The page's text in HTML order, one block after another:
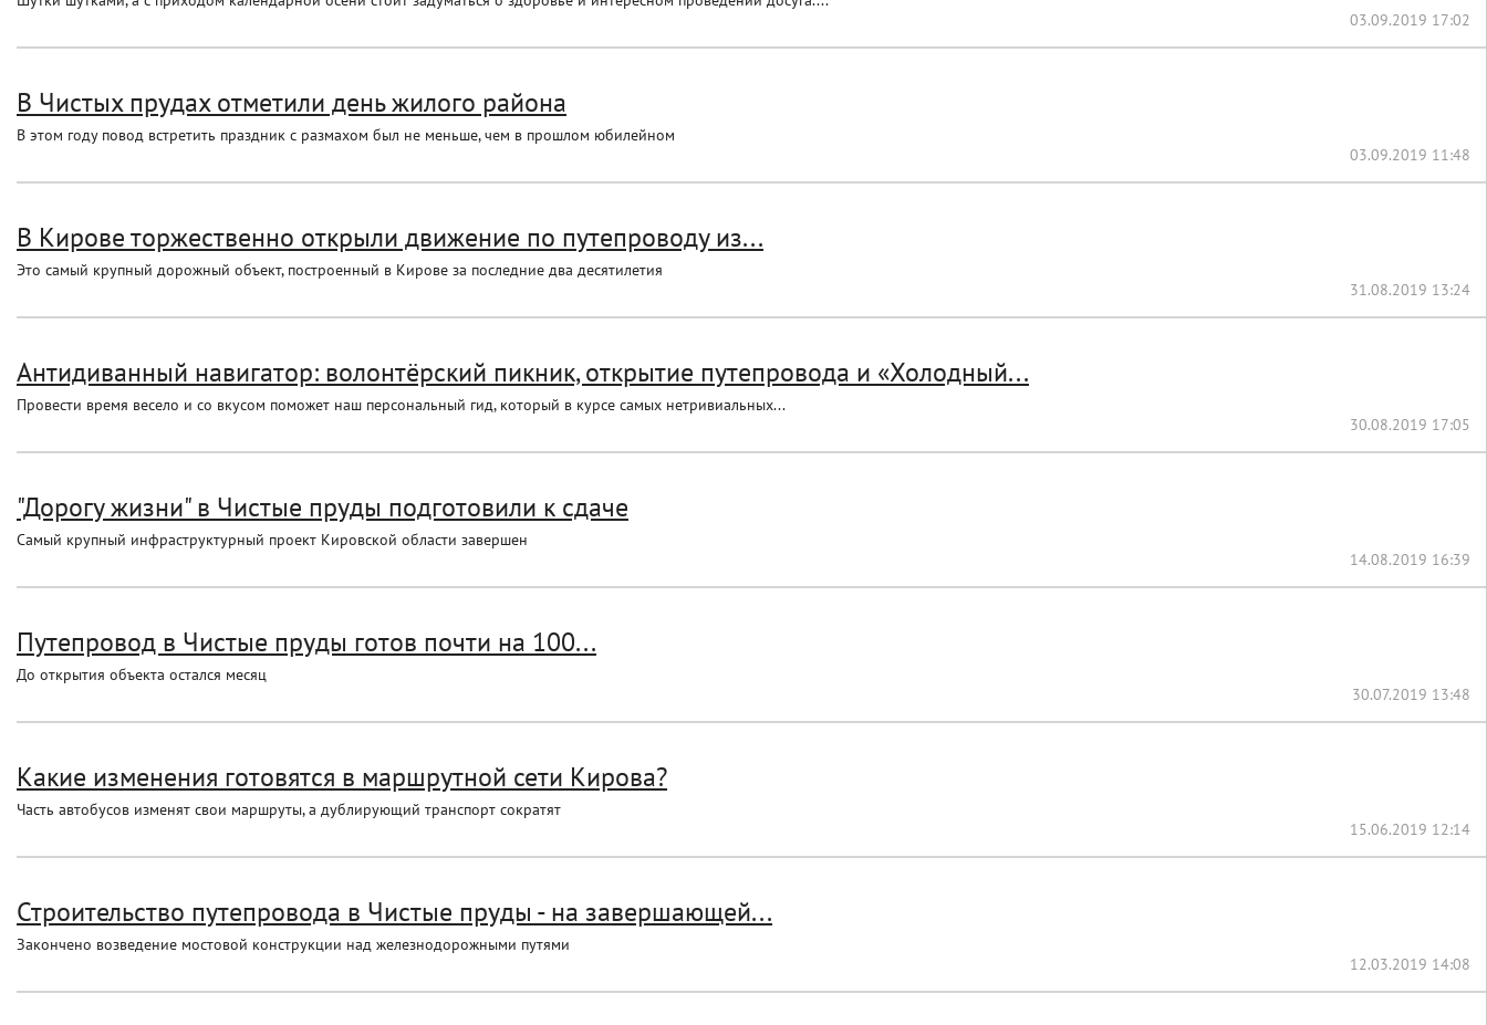
03.09.2019 17:02
В Чистых прудах отметили день жилого района
В этом году повод встретить праздник с размахом был не меньше, чем в прошлом юбилейном
03.09.2019 11:48
В Кирове торжественно открыли движение по путепроводу из...
Это самый крупный дорожный объект, построенный в Кирове за последние два десятилетия
31.08.2019 13:24
Антидиванный навигатор: волонтёрский пикник, открытие путепровода и «Холодный...
Провести время весело и со вкусом поможет наш персональный гид, который в курсе самых нетривиальных...
30.08.2019 17:05
"Дорогу жизни" в Чистые пруды подготовили к сдаче
Самый крупный инфраструктурный проект Кировской области завершен
14.08.2019 16:39
Путепровод в Чистые пруды готов почти на 100...
До открытия объекта остался месяц
30.07.2019 13:48
Какие изменения готовятся в маршрутной сети Кирова?
Часть автобусов изменят свои маршруты, а дублирующий транспорт сократят
15.06.2019 12:14
Строительство путепровода в Чистые пруды - на завершающей...
Закончено возведение мостовой конструкции над железнодорожными путями
12.03.2019 14:08